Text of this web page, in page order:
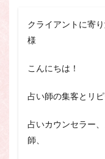
クライアントに寄
様
こんにちは！
占い師の集客とリ
占いカウンセラー
師、
引き寄せの法則
電話占い師
占い師になりたい